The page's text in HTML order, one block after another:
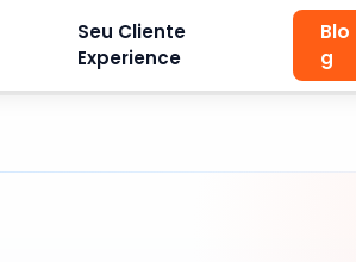
Seu Cliente
Experience
Blo
g